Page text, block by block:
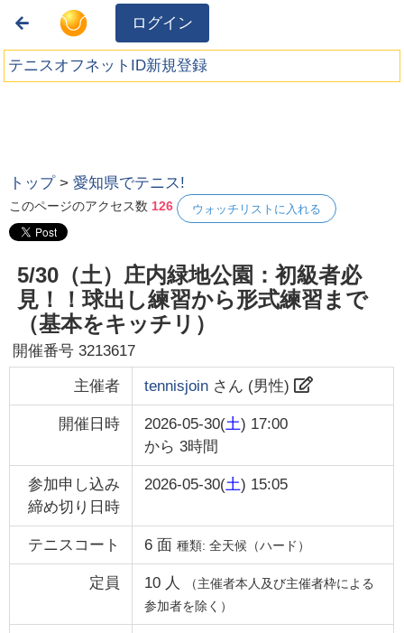
ログイン
テニスオフネットID新規登録
トップ >愛知県でテニス!
このページのアクセス数 126 ウォッチリストに入れる
5/30（土）庄内緑地公園：初級者必
見！！球出し練習から形式練習まで
（基本をキッチリ）
開催番号3213617
主催者 tennisjoinさん (男性)
開催日時 2026-05-30(土) 17:00
から 3時間
参加申し込み
締め切り日時
2026-05-30(土) 15:05
テニスコート 6面 種類: 全天候（ハード）
定員 10 人
（主催者本人及び主催者枠による
参加者を除く）